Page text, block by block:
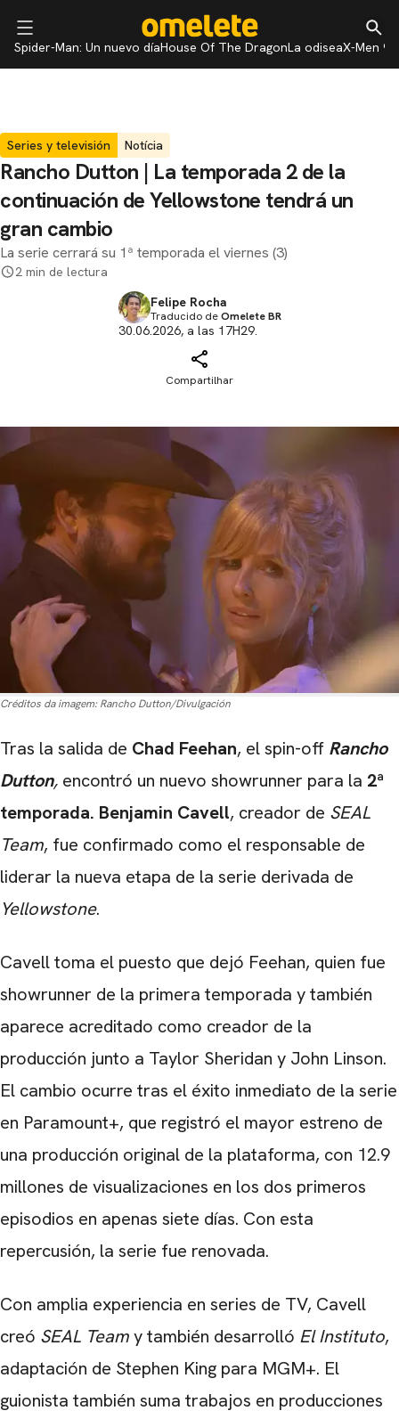
Spider-Man: Un nuevo díaHouse Of The DragonLa odiseaX-Men 97
Series y televisión Notícia
Rancho Dutton | La temporada 2 de la
continuación de Yellowstone tendrá un
gran cambio
La serie cerrará su 1ª temporada el viernes (3)
2 min de lectura
Felipe Rocha
Traducido deOmelete BR
30.06.2026, a las 17H29.
Compartilhar
Créditos da imagem: Rancho Dutton/Divulgación
Tras la salida de Chad Feehan, el spin-off Rancho
Dutton, encontró un nuevo showrunner para la 2ª
temporada. Benjamin Cavell, creador de SEAL
Team, fue confirmado como el responsable de
liderar la nueva etapa de la serie derivada de
Yellowstone.
Cavell toma el puesto que dejó Feehan, quien fue
showrunner de la primera temporada y también
aparece acreditado como creador de la
producción junto a Taylor Sheridan y John Linson.
El cambio ocurre tras el éxito inmediato de la serie
en Paramount+, que registró el mayor estreno de
una producción original de la plataforma, con 12.9
millones de visualizaciones en los dos primeros
episodios en apenas siete días. Con esta
repercusión, la serie fue renovada.
Con amplia experiencia en series de TV, Cavell
creó SEAL Teamy también desarrolló El Instituto,
adaptación de Stephen King para MGM+. El
guionista también suma trabajos en producciones